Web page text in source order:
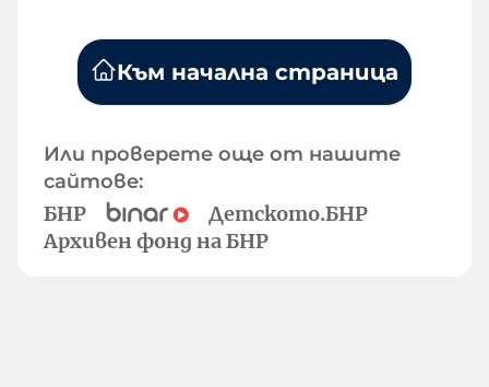
Към начална страница
Или проверете още от нашите
сайтове:
БНР
Детското.БНР
Архивен фонд на БНР